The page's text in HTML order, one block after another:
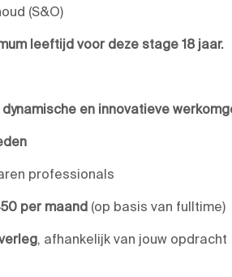
(S&O)
leeftijd voor deze stage 18 jaar.
dynamische en innovatieve
professionals
per maand (op basis van fulltime)
, afhankelijk van jouw opdracht